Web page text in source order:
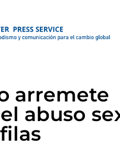
arremete
abuso